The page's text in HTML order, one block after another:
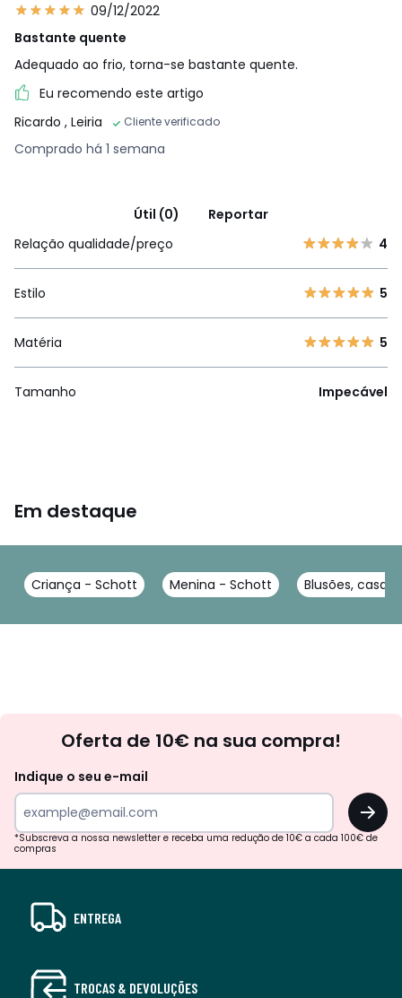
09/12/2022
Bastante quente
Adequado ao frio, torna-se bastante quente.
Eu recomendo este artigo
Ricardo , Leiria Cliente verificado
Comprado há 1 semana
Útil (0)
Reportar
Relação qualidade/preço
4
Estilo 5
Matéria 5
Tamanho Impecável
Em destaque
Criança - Schott Menina - Schott Blusões,
Oferta de 10€ na sua compra!
Indique o seu e-mail
OK
*Subscreva a nossa newsletter e receba uma redução de 10€ a cada 100€ de
compras
ENTREGA
TROCAS & DEVOLUÇÕES